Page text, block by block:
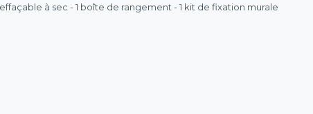
à sec - 1 boîte de rangement - 1 kit de fixation murale